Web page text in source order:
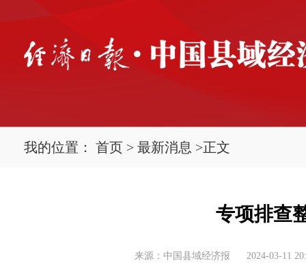
我的位置： 首页 > 最新消息 >正文
专项排查
来源：中国县域经济报 2024-03-11